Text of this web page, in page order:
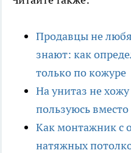
Продавцы не
знают: как
только по кожуре
На унитаз не
пользуюсь вместо
Как монтажник с
натяжных